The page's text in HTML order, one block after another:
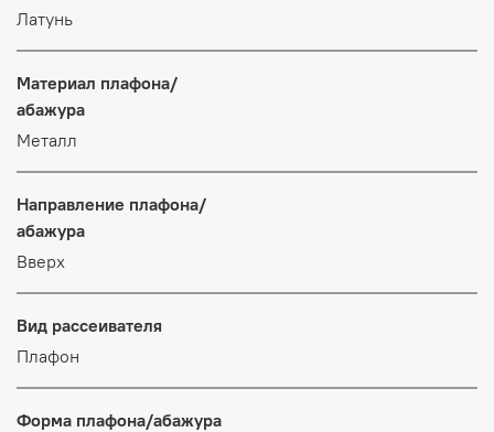
Латунь
Материал плафона/
абажура
Металл
Направление плафона/
абажура
Вверх
Вид рассеивателя
Плафон
Форма плафона/абажура